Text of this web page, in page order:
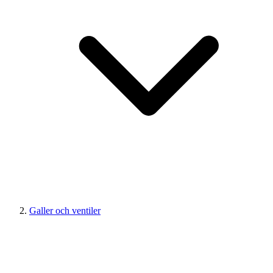
Galler och ventiler